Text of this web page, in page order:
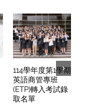
114學年度第1學期
英語商管專班
(ETP)轉入考試錄
取名單